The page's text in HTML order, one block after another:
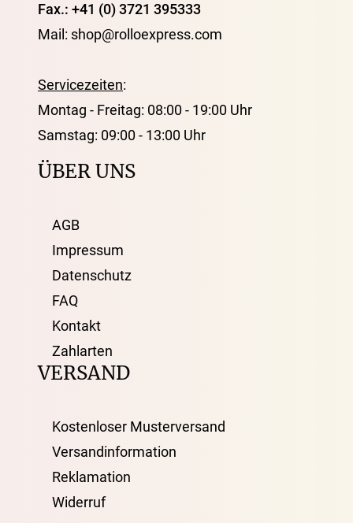
Fax.: +41 (0) 3721 395333
Mail: shop@rolloexpress.com
Servicezeiten:
Montag - Freitag: 08:00 - 19:00 Uhr
Samstag: 09:00 - 13:00 Uhr
ÜBER UNS
AGB
Impressum
Datenschutz
FAQ
Kontakt
Zahlarten
VERSAND
Kostenloser Musterversand
Versandinformation
Reklamation
Widerruf